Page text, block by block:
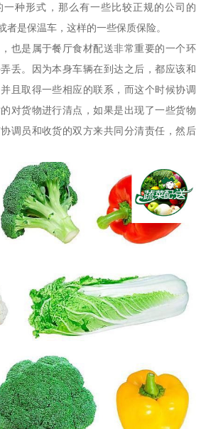
种形式，那么有一些比较正规的公司的
者是保温车，这样的一些保质保险。
也是属于餐厅食材配送非常重要的一个环
丢。因为本身车辆在到达之后，都应该和
且取得一些相应的联系，而这个时候协调
对货物进行清点，如果是出现了一些货物
调员和收货的双方来共同分清责任，然后